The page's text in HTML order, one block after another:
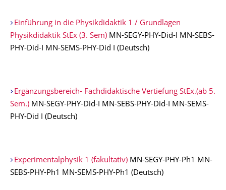
Einführung in die Physikdidaktik 1 / Grundlagen
Physikdidaktik StEx (3. Sem) MN-SEGY-PHY-Did-I MN-SEBS-
PHY-Did-I MN-SEMS-PHY-Did I (Deutsch)
Ergänzungsbereich- Fachdidaktische Vertiefung StEx.(ab 5.
Sem.) MN-SEGY-PHY-Did-I MN-SEBS-PHY-Did-I MN-SEMS-
PHY-Did I (Deutsch)
Experimentalphysik 1 (fakultativ) MN-SEGY-PHY-Ph1 MN-
SEBS-PHY-Ph1 MN-SEMS-PHY-Ph1 (Deutsch)